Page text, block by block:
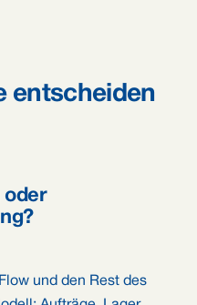
entscheiden
oder
und den Rest des